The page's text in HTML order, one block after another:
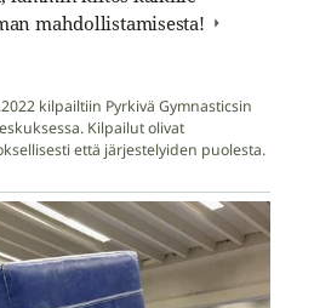
mahdollistamisesta!
kilpailtiin Pyrkivä Gymnasticsin
Kilpailut olivat
että järjestelyiden puolesta.